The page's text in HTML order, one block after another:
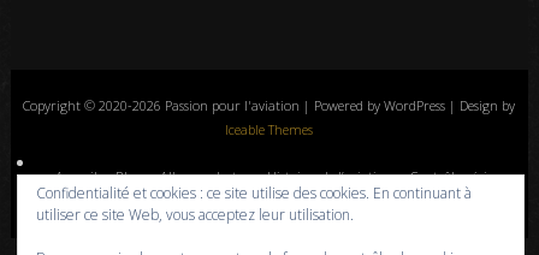
Copyright © 2020-2026 Passion pour l'aviation | Powered by WordPress | Design by
Iceable Themes
Accueil Blog Albums photos Histoires de l’aviation
Contrôle aérien
Livres
Liens A propos Contact Politique de confidentialité
Confidentialité et cookies : ce site utilise des cookies. En continuant à
utiliser ce site Web, vous acceptez leur utilisation.